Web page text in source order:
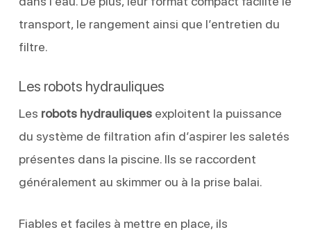
transport, le rangement ainsi que l’entretien du
filtre.
Les robots hydrauliques
Les robots hydrauliquesexploitent la puissance
du système de filtration afin d’aspirer les saletés
présentes dans la piscine. Ils se raccordent
généralement au skimmer ou à la prise balai.
Fiables et faciles à mettre en place, ils